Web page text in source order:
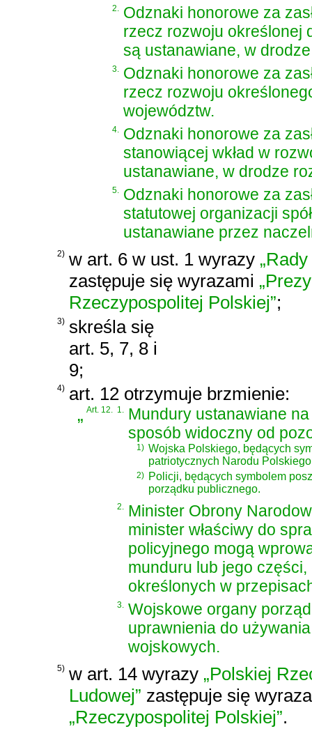
2. Odznaki honorowe za
rzecz rozwoju określonej
są ustanawiane, w
3. Odznaki honorowe za
rzecz rozwoju
województw.
4. Odznaki honorowe za
stanowiącej wkład w
ustanawiane, w drodze
5. Odznaki honorowe za
statutowej organizacji
ustanawiane przez
2) w art. 6 w ust. 1 wyrazy
zastępuje się wyrazami
Rzeczypospolitej Polskiej”;
3) skreśla się
art. 5, 7, 8 i
9;
4) art. 12 otrzymuje brzmienie:
„Art. 12. 1. Mundury ustanawiane
sposób widoczny od
1) Wojska Polskiego, będących
patriotycznych Narodu
2) Policji, będących symbolem
porządku publicznego.
2. Minister Obrony
minister właściwy do
policyjnego mogą
munduru lub jego
określonych w
3. Wojskowe organy
uprawnienia do
wojskowych.
5) w art. 14 wyrazy „Polskiej
Ludowej” zastępuje się
„Rzeczypospolitej Polskiej”.